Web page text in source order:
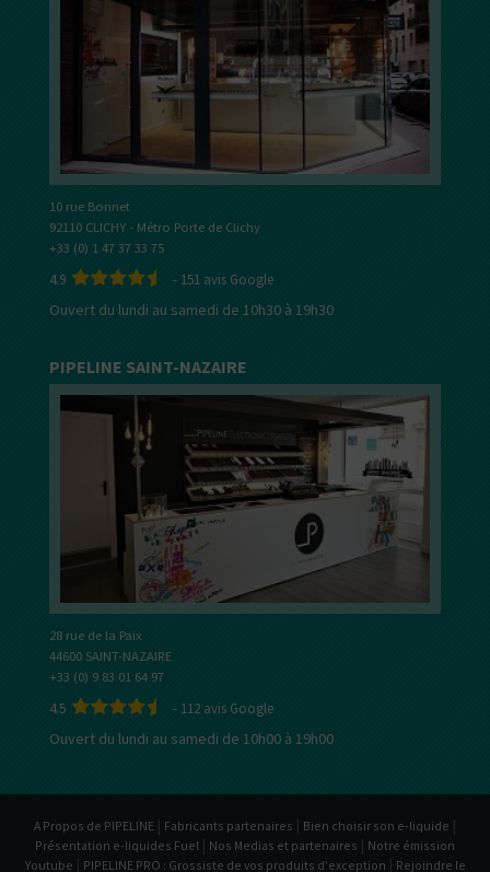
10 rue Bonnet
92110 CLICHY - Métro Porte de Clichy
+33 (0) 1 47 37 33 75
4.9 - 151 avis Google
Ouvert du lundi au samedi de 10h30 à 19h30
PIPELINE SAINT-NAZAIRE
28 rue de la Paix
44600 SAINT-NAZAIRE
+33 (0) 9 83 01 64 97
4.5 - 112 avis Google
Ouvert du lundi au samedi de 10h00 à 19h00
A Propos de PIPELINE | Fabricants partenaires | Bien choisir son e-liquide |
Présentation e-liquides Fuel | Nos Medias et partenaires | Notre émission
Youtube | PIPELINE PRO : Grossiste de vos produits d'exception | Rejoindre le